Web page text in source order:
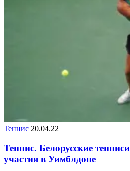
Теннис 20.04.22
Теннис. Белорусские
участия в Уимблдоне